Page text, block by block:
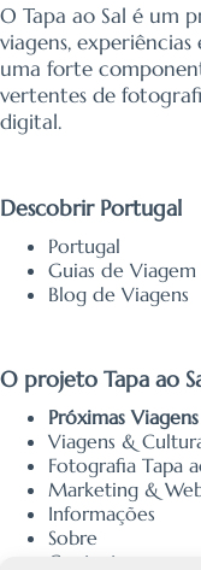
O Tapa ao Sal é um
viagens,
uma forte
vertentes de
digital.
Descobrir Portugal
Portugal
Guias de Viagem
Blog de Viagens
O projeto Tapa ao
Próximas Viagens
Viagens &
Fotografia Tapa
Marketing &
Informações
Sobre
Contacto